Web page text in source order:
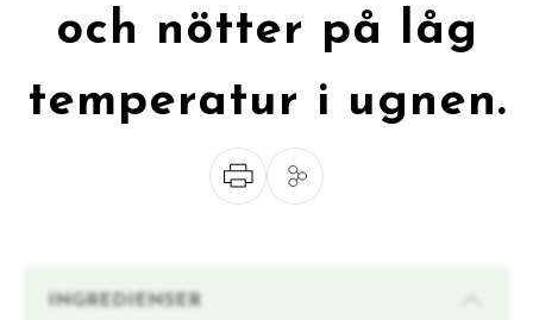
och nötter på låg
temperatur i ugnen.
INGREDIENSER